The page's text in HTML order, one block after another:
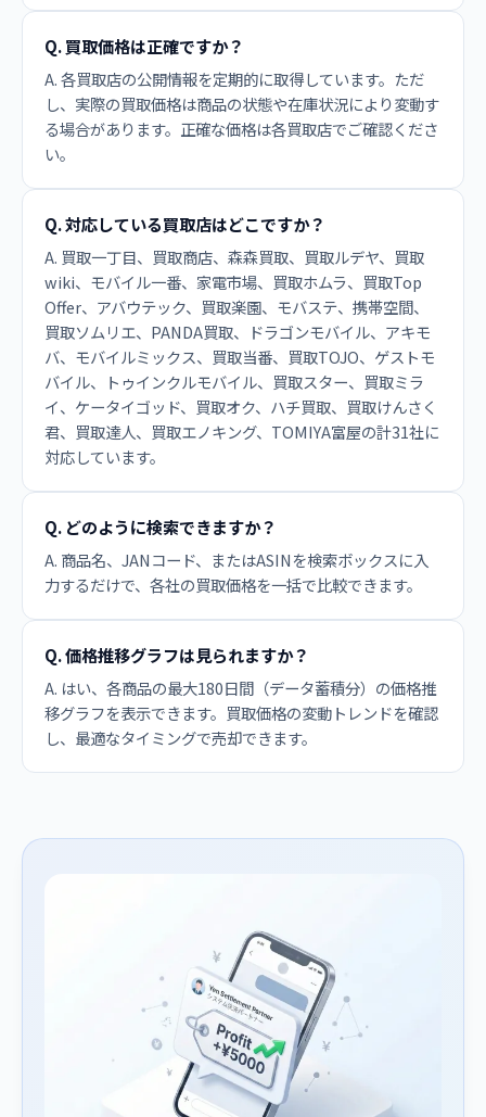
Q. 買取価格は正確ですか？
A. 各買取店の公開情報を定期的に取得しています。ただ
し、実際の買取価格は商品の状態や在庫状況により変動す
る場合があります。正確な価格は各買取店でご確認くださ
い。
Q. 対応している買取店はどこですか？
A. 買取一丁目、買取商店、森森買取、買取ルデヤ、買取
wiki、モバイル一番、家電市場、買取ホムラ、買取Top
Offer、アバウテック、買取楽園、モバステ、携帯空間、
買取ソムリエ、PANDA買取、ドラゴンモバイル、アキモ
バ、モバイルミックス、買取当番、買取TOJO、ゲストモ
バイル、トゥインクルモバイル、買取スター、買取ミラ
イ、ケータイゴッド、買取オク、ハチ買取、買取けんさく
君、買取達人、買取エノキング、TOMIYA富屋の計31社に
対応しています。
Q. どのように検索できますか？
A. 商品名、JANコード、またはASINを検索ボックスに入
力するだけで、各社の買取価格を一括で比較できます。
Q. 価格推移グラフは見られますか？
A. はい、各商品の最大180日間（データ蓄積分）の価格推
移グラフを表示できます。買取価格の変動トレンドを確認
し、最適なタイミングで売却できます。